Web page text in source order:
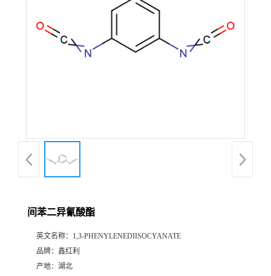
间苯二异氰酸酯
英文名称： 1,3-PHENYLENEDIISOCYANATE
品牌： 鑫红利
产地： 湖北